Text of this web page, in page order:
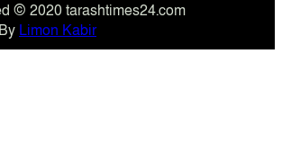
© 2020 tarashtimes24.com
Limon Kabir